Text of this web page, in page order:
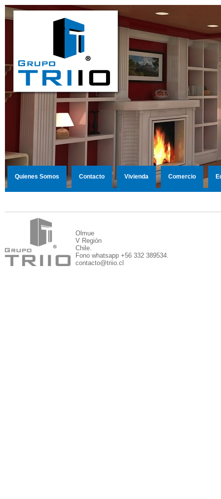
Quienes Somos Contacto Vivienda Comercio
Olmue
V Región
Chile.
Fono whatsapp +56 332 389534.
contacto@triio.cl